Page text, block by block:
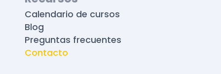
Calendario de cursos
Blog
Preguntas frecuentes
Contacto